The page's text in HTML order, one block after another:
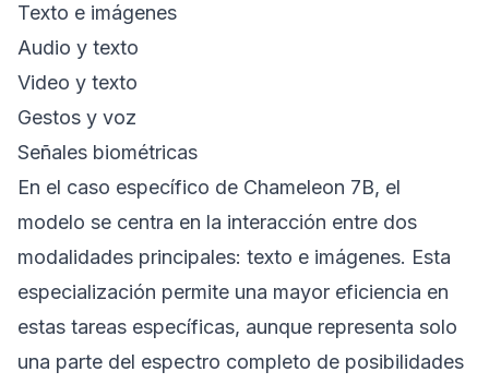
Texto e imágenes
Audio y texto
Video y texto
Gestos y voz
Señales biométricas
En el caso específico de Chameleon 7B, el
modelo se centra en la interacción entre dos
modalidades principales: texto e imágenes. Esta
especialización permite una mayor eficiencia en
estas tareas específicas, aunque representa solo
una parte del espectro completo de posibilidades